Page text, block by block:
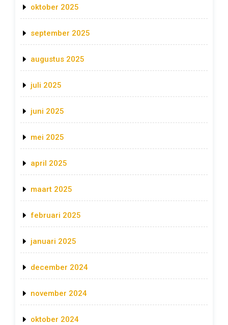
oktober 2025
september 2025
augustus 2025
juli 2025
juni 2025
mei 2025
april 2025
maart 2025
februari 2025
januari 2025
december 2024
november 2024
oktober 2024